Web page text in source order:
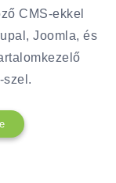
CMS-ekkel
Joomla, és
szel.